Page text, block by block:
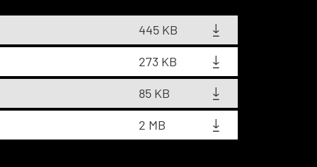
445 KB
273 KB
85 KB
2 MB